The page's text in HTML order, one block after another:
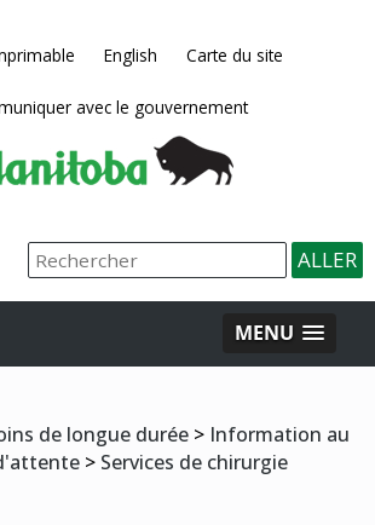
English Carte du site
avec le gouvernement
MENU
de longue durée > Information au
> Services de chirurgie